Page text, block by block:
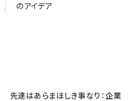
のアイデア
先達はあらまほしき事なり：企業